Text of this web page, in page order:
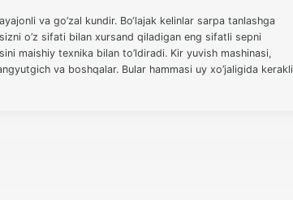
va go’zal kundir. Bo‘lajak kelinlar sarpa tanlashga
o’z sifati bilan xursand qiladigan eng sifatli sepni
maishiy texnika bilan to’ldiradi. Kir yuvish mashinasi,
va boshqalar. Bular hammasi uy xo’jaligida kerakli